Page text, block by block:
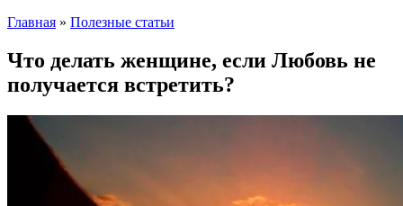
Главная » Полезные статьи
Что делать женщине, если Любовь не
получается встретить?